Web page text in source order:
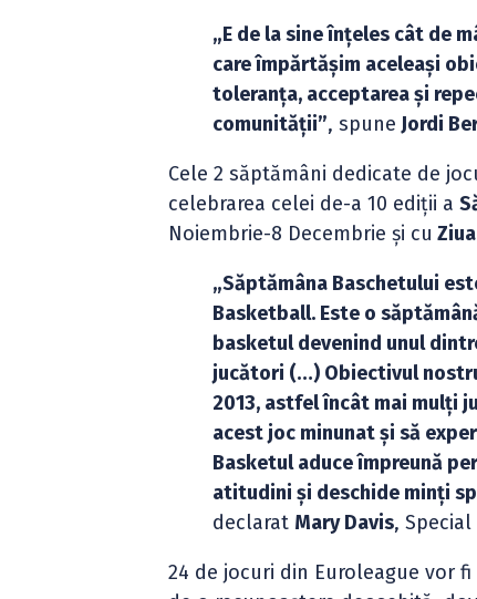
„E de la sine înţeles cât de
care împărtăşim aceleaşi
toleranţa, acceptarea şi
comunităţii”, spune Jordi
Cele 2 săptămâni dedicate de
celebrarea celei de-a 10 ediţii a
Noiembrie-8 Decembrie şi cu
„Săptămâna Baschetului
Basketball. Este o
basketul devenind unul
jucători (…) Obiectivul
2013, astfel încât mai mulţi
acest joc minunat şi să
Basketul aduce împreună
atitudini şi deschide minţi
declarat Mary Davis,
24 de jocuri din Euroleague vor